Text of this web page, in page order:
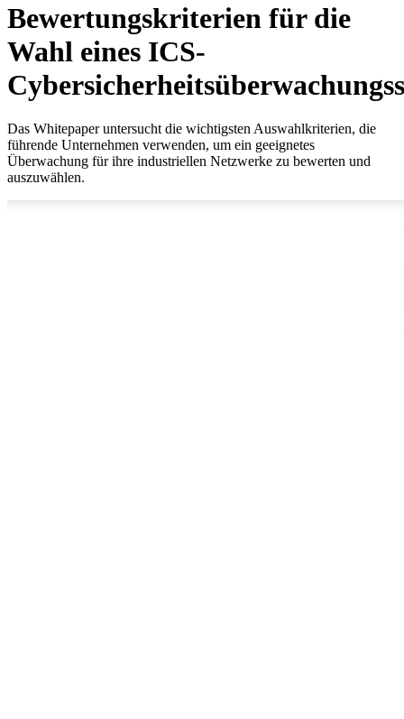
Bewertungskriterien für die
Wahl eines ICS-
Das Whitepaper untersucht die wichtigsten Auswahlkriterien, die
führende Unternehmen verwenden, um ein geeignetes
Überwachung für ihre industriellen Netzwerke zu bewerten und
auszuwählen.